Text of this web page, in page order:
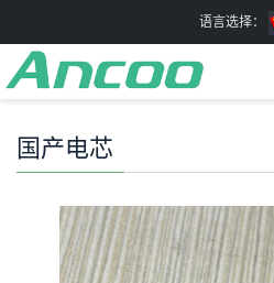
语言选择：
国产电芯